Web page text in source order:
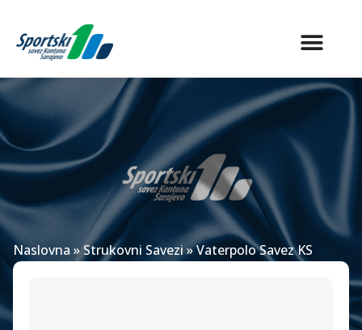
Naslovna » Strukovni Savezi»Vaterpolo Savez KS